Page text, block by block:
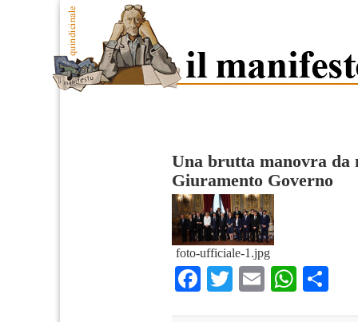
Una brutta manovra da
Giuramento Governo
foto-ufficiale-1.jpg
Facebook
TwitterEmail